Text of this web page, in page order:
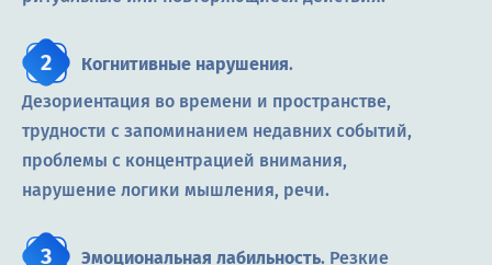
Когнитивные нарушения.
Дезориентация во времени и пространстве,
трудности с запоминанием недавних событий,
проблемы с концентрацией внимания,
нарушение логики мышления, речи.
Эмоциональная лабильность. Резкие